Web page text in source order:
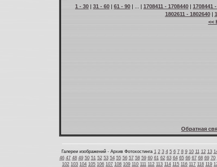
1 - 30 | 31 - 60 | 61 - 90 | ... | 1708411 - 1708440 | 1708441
1802611 - 1802640|
<<
Обратная
Галереи изображений - Архив Фотохостинга 1 2 3 4 5 6 7 8 9 10 11 12 13
46 47 48 49 50 51 52 53 54 55 56 57 58 59 60 61 62 63 64 65 66 67 68 69 70
102 103 104 105 106 107 108 109 110 111 112 113 114 115 116 117 118 119